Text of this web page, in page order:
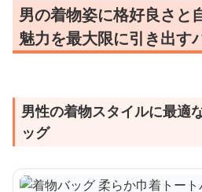
男の着物姿に格好良さと
魅力を最大限に引き出す
男性の着物スタイルに最適
ッグ